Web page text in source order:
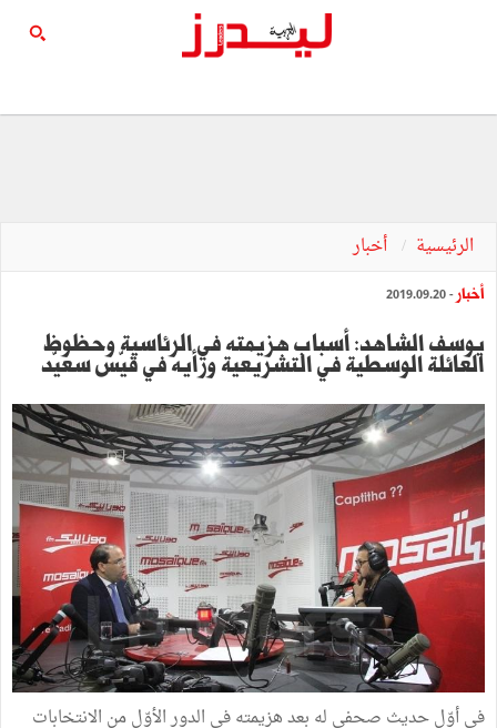
الرئيسية أخبار
أخبار - 2019.09.20
يوسف الشاهد: أسباب هزيمته في الرئاسية وحظوظ
العائلة الوسطية في التشريعية ورأيه في قيّس سعيّد
في أوّل حديث صحفي له بعد هزيمته في الدور الأوّل من الانتخابات